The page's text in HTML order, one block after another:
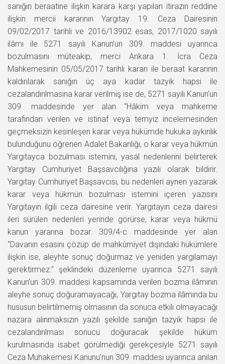
sanığın beraatine ilişkin karara karşı yapılan itirazın reddine
ilişkin mercii kararının Yargıtay 19. Ceza Dairesinin
09/02/2017 tarihli ve 2016/13902 esas, 2017/1020 sayılı
ilâmı ile 5271 sayılı Kanun’un 309. maddesi uyarınca
bozulmasını müteakip, merci Ankara 1. İcra Ceza
Mahkemesinin 05/05/2017 tarihli kararı ile beraat kararının
kaldırılarak sanığın üç aya kadar tazyik hapsi ile
cezalandırılmasına karar verilmiş ise de, 5271 sayılı Kanun’un
309. maddesinde yer alan “Hâkim veya mahkeme
tarafından verilen ve istinaf veya temyiz incelemesinden
geçmeksizin kesinleşen karar veya hükümde hukuka aykırılık
bulunduğunu öğrenen Adalet Bakanlığı, o karar veya hükmün
Yargıtayca bozulması istemini, yasal nedenlerini belirterek
Yargıtay Cumhuriyet Başsavcılığına yazılı olarak bildirir.
Yargıtay Cumhuriyet Başsavcısı, bu nedenleri aynen yazarak
karar veya hükmün bozulması istemini içeren yazısını
Yargıtayın ilgili ceza dairesine verir. Yargıtayın ceza dairesi
ileri sürülen nedenleri yerinde görürse, karar veya hükmü
kanun yararına bozar. 309/4-c maddesinde yer alan
“Davanın esasını çözüp de mahkûmiyet dışındaki hükümlere
ilişkin ise, aleyhte sonuç doğurmaz ve yeniden yargılamayı
gerektirmez.” şeklindeki düzenleme uyarınca 5271 sayılı
Kanun’un 309. maddesi kapsamında verilen bozma ilâmının
aleyhe sonuç doğuramayacağı, Yargıtay bozma ilâmında bu
hususun belirtilmemiş olmasının da sonuca etkili olmayacağı
nazara alınmaksızın yazılı şekilde sanığın tazyik hapsi ile
cezalandırılması sonucu doğuracak şekilde hüküm
kurulmasında isabet görülmediği gerekçesiyle 5271 sayılı
Ceza Muhakemesi Kanunu’nun 309. maddesi uyarınca anılan